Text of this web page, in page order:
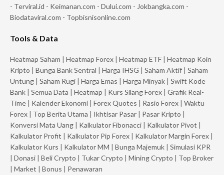
- Terviral.id - Keimanan.com - Dului.com - Jokbangka.com -
Biodataviral.com - Topbisnisonline.com
Tools & Data
Heatmap Saham | Heatmap Forex | Heatmap ETF | Heatmap Koin
Kripto | Bunga Bank Sentral | Harga IHSG | Saham Aktif | Saham
Untung | Saham Rugi | Harga Emas | Harga Minyak | Swift Kode
Bank | Semua Data | Heatmap | Kurs Silang Forex | Grafik Real-
Time | Kalender Ekonomi | Forex Quotes | Rasio Forex | Waktu
Forex | Top Berita Utama | Ikhtisar Pasar | Pasar Kripto |
Konversi Mata Uang | Kalkulator Fibonacci | Kalkulator Pivot |
Kalkulator Profit | Kalkulator Pip Forex | Kalkulator Margin Forex |
Kalkulator Kurs | Kalkulator MM | Bunga Majemuk | Simulasi KPR
| Donasi | Beli Crypto | Tukar Crypto | Mining Crypto | Top Broker
| Market | Bonus | Penawaran